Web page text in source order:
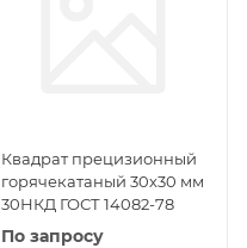
Квадрат прецизионный
горячекатаный 30х30 мм
30НКД ГОСТ 14082-78
По запросу